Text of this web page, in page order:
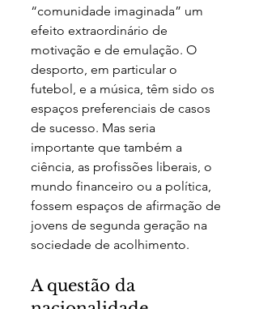
“comunidade imaginada” um
efeito extraordinário de
motivação e de emulação. O
desporto, em particular o
futebol, e a música, têm sido os
espaços preferenciais de casos
de sucesso. Mas seria
importante que também a
ciência, as profissões liberais, o
mundo financeiro ou a política,
fossem espaços de afirmação de
jovens de segunda geração na
sociedade de acolhimento.
A questão da